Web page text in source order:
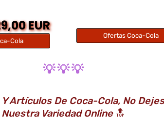
EUR
Cola
Ofertas Coca-Cola
💡 💡 💡
Artículos De Coca-Cola, No
Nuestra Variedad Online🔝